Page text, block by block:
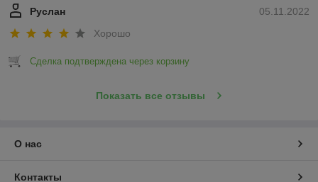
05.11.2022
Руслан
Хорошо
Сделка подтверждена через корзину
Показать все отзывы
О нас
Контакты